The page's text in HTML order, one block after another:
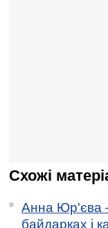
Схожі
Анна Юр'єва
байдарках і